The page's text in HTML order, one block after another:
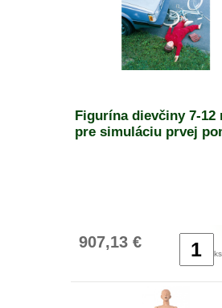
Figurína dievčiny 7-12
pre simuláciu prvej
907,13 €
ks